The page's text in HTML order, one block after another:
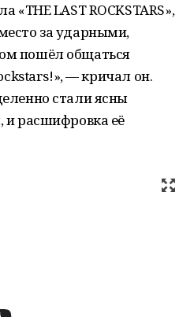
«THE LAST ROCKSTARS»,
за ударными,
пошёл общаться
— кричал он.
стали ясны
и расшифровка её